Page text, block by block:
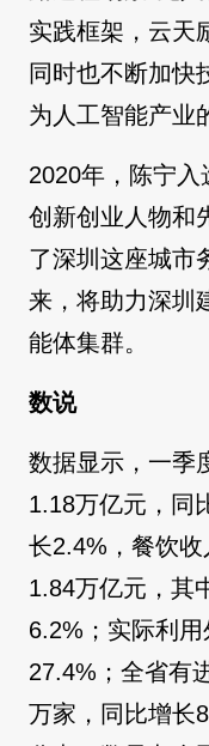
实践框架，云天
同时也不断加快
为人工智能产业
2020年，陈宁
创新创业人物和
了深圳这座城市
来，将助力深圳
能体集群。
数说
数据显示，一季
1.18万亿元，同
长2.4%，餐饮
1.84万亿元，其
6.2%；实际利
27.4%；全省有
万家，同比增长